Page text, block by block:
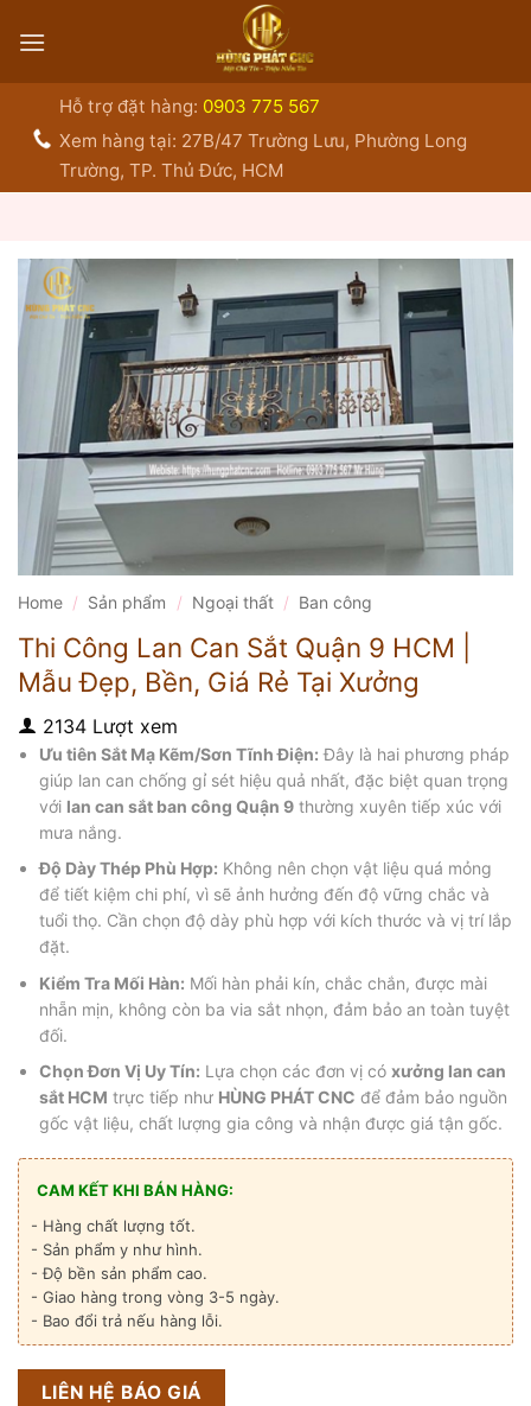
qua
Hỗ trợ đặt hàng: 0903 775 567
Xem hàng tại: 27B/47 Trường Lưu, Phường Long
Trường, TP. Thủ Đức, HCM
Home / Sản phẩm / Ngoại thất / Ban công
Thi Công Lan Can Sắt Quận 9 HCM |
Mẫu Đẹp, Bền, Giá Rẻ Tại Xưởng
2134 Lượt xem
Ưu tiên Sắt Mạ Kẽm/Sơn Tĩnh Điện: Đây là hai phương pháp
giúp lan can chống gỉ sét hiệu quả nhất, đặc biệt quan trọng
với lan can sắt ban công Quận 9 thường xuyên tiếp xúc với
mưa nắng.
Độ Dày Thép Phù Hợp: Không nên chọn vật liệu quá mỏng
để tiết kiệm chi phí, vì sẽ ảnh hưởng đến độ vững chắc và
tuổi thọ. Cần chọn độ dày phù hợp với kích thước và vị trí lắp
đặt.
Kiểm Tra Mối Hàn: Mối hàn phải kín, chắc chắn, được mài
nhẵn mịn, không còn ba via sắt nhọn, đảm bảo an toàn tuyệt
đối.
Chọn Đơn Vị Uy Tín: Lựa chọn các đơn vị cóxưởng lan can
sắt HCM trực tiếp như HÙNG PHÁT CNC để đảm bảo nguồn
gốc vật liệu, chất lượng gia công và nhận được giá tận gốc.
CAM KẾT KHI BÁN HÀNG:
- Hàng chất lượng tốt.
- Sản phẩm y như hình.
- Độ bền sản phẩm cao.
- Giao hàng trong vòng 3-5 ngày.
- Bao đổi trả nếu hàng lỗi.
LIÊN HỆ BÁO GIÁ